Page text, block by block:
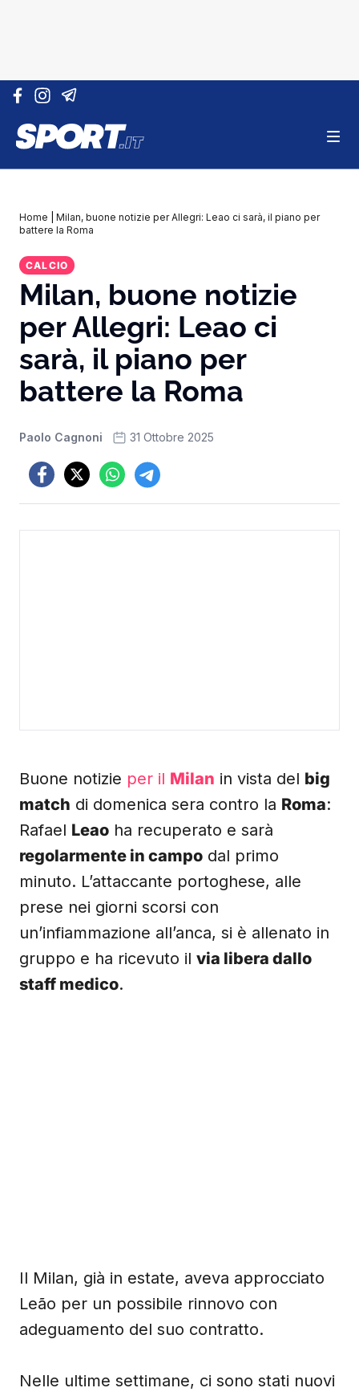
Vai al contenuto
Home
Milan, buone notizie per Allegri: Leao ci sarà, il piano per
battere la Roma
CALCIO
Milan, buone notizie
per Allegri: Leao ci
sarà, il piano per
battere la Roma
Paolo Cagnoni 31 Ottobre 2025
Buone notizie per il Milan in vista del big
match di domenica sera contro la Roma:
Rafael Leao ha recuperato e sarà
regolarmente in campo dal primo
minuto. L’attaccante portoghese, alle
prese nei giorni scorsi con
un’infiammazione all’anca, si è allenato in
gruppo e ha ricevuto il via libera dallo
staff medico.
Il Milan, già in estate, aveva approcciato
Leão per un possibile rinnovo con
adeguamento del suo contratto.
Nelle ultime settimane, ci sono stati nuovi